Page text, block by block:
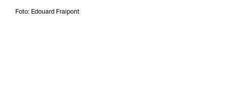
Foto: Edouard Fraipont